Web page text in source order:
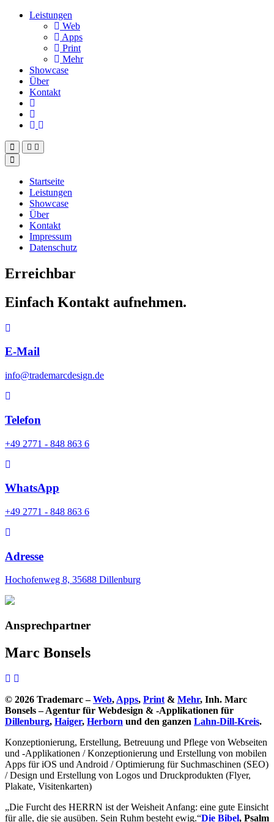
Leistungen
Web
Apps
Print
Mehr
Showcase
Über
Kontakt
Startseite
Leistungen
Showcase
Über
Kontakt
Impressum
Datenschutz
Erreichbar
Einfach Kontakt aufnehmen.
E-Mail
info@trademarcdesign.de
Telefon
+49 2771 - 848 863 6
WhatsApp
+49 2771 - 848 863 6
Adresse
Hochofenweg 8, 35688 Dillenburg
Ansprechpartner
Marc Bonsels
© 2026 Trademarc –Web, Apps, Print & Mehr, Inh. Marc
Bonsels – Agentur für Webdesign & -Applikationen für
Dillenburg, Haiger, Herborn und den ganzen Lahn-Dill-Kreis.
Konzeptionierung, Erstellung, Betreuung und Pflege von Webseiten
und -Applikationen / Konzeptionierung und Erstellung von mobilen
Apps für iOS und Android / Optimierung für Suchmaschinen (SEO)
/ Design und Erstellung von Logos und Druckprodukten (Flyer,
Plakate, Visitenkarten)
„Die Furcht des HERRN ist der Weisheit Anfang: eine gute Einsicht
für alle, die sie ausüben. Sein Ruhm besteht ewig.“Die Bibel, Psalm